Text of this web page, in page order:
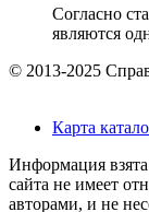
Согласно
являются
© 2013-2025
Карта
Информация
сайта не имеет
авторами, и не